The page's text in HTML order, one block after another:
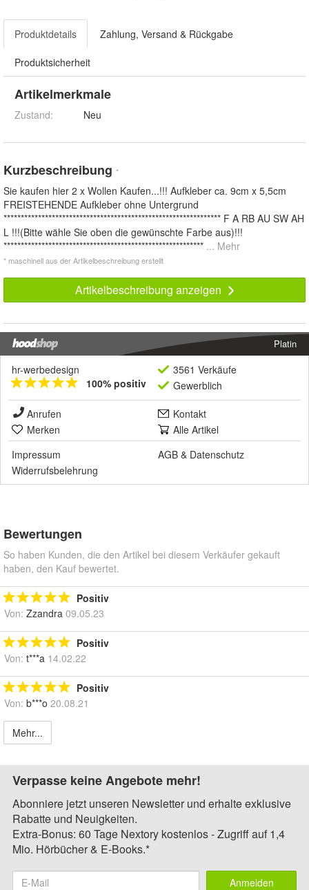
Produktdetails Zahlung, Versand & Rückgabe
Produktsicherheit
Artikelmerkmale
Zustand: Neu
Kurzbeschreibung *
Sie kaufen hier 2 x Wollen Kaufen...!!! Aufkleber ca. 9cm x 5,5cm
FREISTEHENDE Aufkleber ohne Untergrund
*************************************************************** F A RB AU SW AH
L !!!(Bitte wähle Sie oben die gewünschte Farbe aus)!!!
********************************************************** ... Mehr
* maschinell aus der Artikelbeschreibung erstellt
Artikelbeschreibung anzeigen
Platin
hr-werbedesign
100% positiv
3561 Verkäufe
Gewerblich
Anrufen
Kontakt
Merken
Alle Artikel
Impressum
AGB & Datenschutz
Widerrufsbelehrung
Bewertungen
So haben Kunden, die den Artikel bei diesem Verkäufer gekauft
haben, den Kauf bewertet.
Positiv
Von: Zzandra 09.05.23
Positiv
Von: t***a 14.02.22
Positiv
Von: b***o 20.08.21
Mehr...
Verpasse keine Angebote mehr!
Abonniere jetzt unseren Newsletter und erhalte exklusive
Rabatte und Neuigkeiten.
Extra-Bonus: 60 Tage Nextory kostenlos - Zugriff auf 1,4
Mio. Hörbücher & E-Books.*
Anmelden